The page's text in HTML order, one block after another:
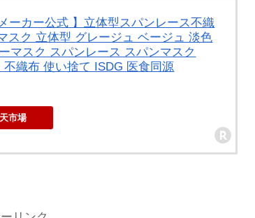
ーカー公式 】立体型スパンレース不織
スク 立体型 グレージュ ベージュ 淡色
マスク スパンレース スパンマスク
織布 使い捨て ISDG 医食同源
市場